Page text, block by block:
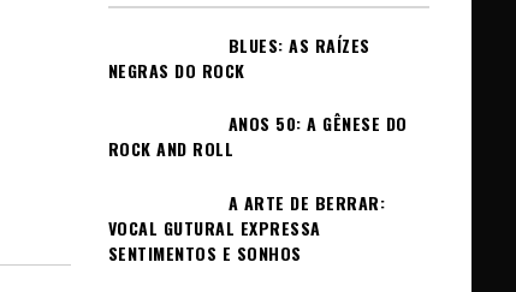
BLUES: AS RAÍZES
NEGRAS DO ROCK
ANOS 50: A GÊNESE DO
ROCK AND ROLL
A ARTE DE BERRAR:
VOCAL GUTURAL EXPRESSA
SENTIMENTOS E SONHOS